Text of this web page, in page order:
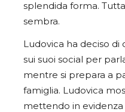
splendida forma.
sembra.
Ludovica ha deciso di
sui suoi social per
mentre si prepara a
famiglia. Ludovica
mettendo in